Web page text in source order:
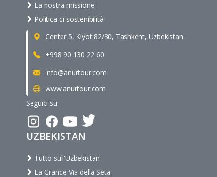
La nostra missione
Politica di sostenibilità
Center 5, Kiyot 82/30, Tashkent, Uzbekistan
+998 90 130 22 60
info@anurtour.com
www.anurtour.com
Seguici su:
UZBEKISTAN
Tutto sull'Uzbekistan
La Grande Via della Seta